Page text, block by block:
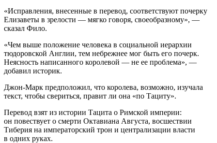
«Исправления, внесенные в перевод, соответствуют почерку
Елизаветы в зрелости — мягко говоря, своеобразному», —
сказал Фило.
«Чем выше положение человека в социальной иерархии
тюдоровской Англии, тем небрежнее мог быть его почерк.
Неясность написанного королевой — не ее проблема», —
добавил историк.
Джон-Марк предположил, что королева, возможно, изучала
текст, чтобы свериться, правит ли она «по Тациту».
Перевод взят из истории Тацита о Римской империи:
он повествует о смерти Октавиана Августа, восшествии
Тиберия на императорский трон и централизации власти
в одних руках.